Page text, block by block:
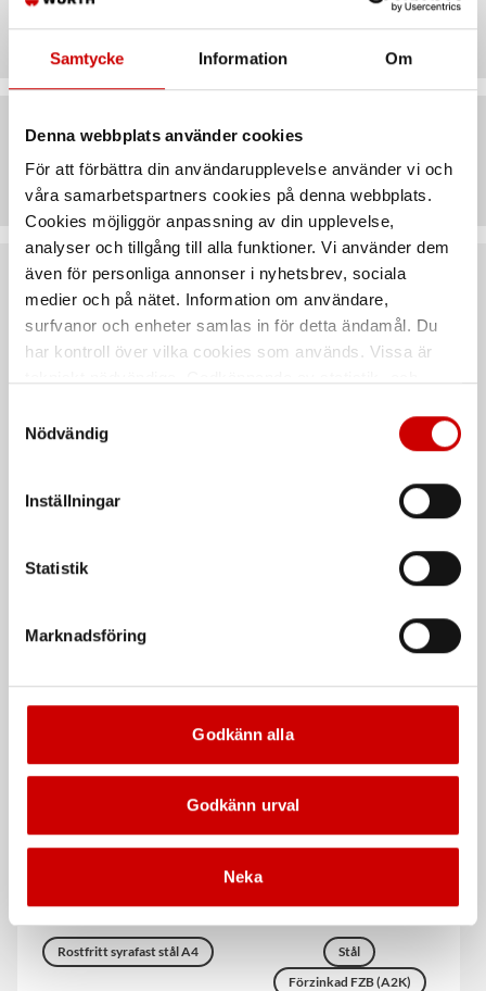
Samtycke Information Om
Denna webbplats använder cookies
För att förbättra din användarupplevelse använder vi och
våra samarbetspartners cookies på denna webbplats.
Cookies möjliggör anpassning av din upplevelse,
analyser och tillgång till alla funktioner. Vi använder dem
även för personliga annonser i nyhetsbrev, sociala
medier och på nätet. Information om användare,
surfvanor och enheter samlas in för detta ändamål. Du
har kontroll över vilka cookies som används. Vissa är
länder utanför EU med olika dataskyddsnormer. Genom
att godkänna samtycker du till sådana överföringar. Läs
Nödvändig
Inställningar
Statistik
Marknadsföring
Godkänn alla
Godkänn urval
Neka
Teknisk data
Artiklar
Rekommenderat baserat på vald produkt
med mutter och bricka
Förzinkad FZB (A2K)
med mutter och bricka
Rostfritt syrafast stål A4
Stål
Förzinkad FZB (A2K)